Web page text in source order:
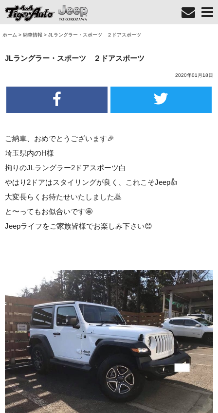
ホーム > 納車情報 > JLラングラー・スポーツ ２ドアスポーツ
JLラングラー・スポーツ ２ドアスポーツ
2020年01月18日
ご納車、おめでとうございます🎉
埼玉県内のH様
拘りのJLラングラー2ドアスポーツ白
やはり2ドアはスタイリングが良く、これこそJeep👍
大変長らくお待たせいたしました🙇
と〜ってもお似合いです🤩
Jeepライフをご家族皆様でお楽しみ下さい😊